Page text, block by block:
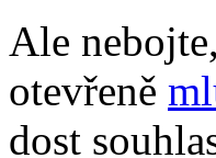
Ale
otevřeně
dost